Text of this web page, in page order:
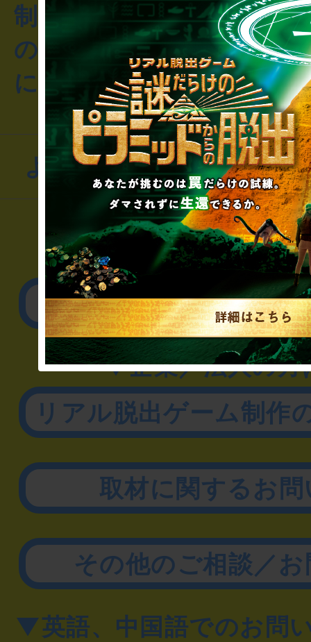
制作のご相談・コラボレ
のお客様からのご質問や
にお問い合わせください
よくあるお問い合わせ
▼一般のお客様
公演内容、チケット
▼企業／法人の方
リアル脱出ゲーム制作
取材に関するお
その他のご相談／
▼英語、中国語でのお問